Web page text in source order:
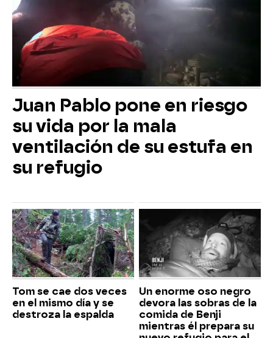
Juan Pablo pone en riesgo
su vida por la mala
ventilación de su estufa en
su refugio
Tom se cae dos veces
en el mismo día y se
destroza la espalda
Un enorme oso negro
devora las sobras de la
comida de Benji
mientras él prepara su